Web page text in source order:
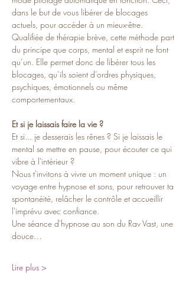
dans le but de vous libérer de blocages
actuels, pour accéder à un mieux-être.
Qualifiée de thérapie brève, cette méthode part
du principe que corps, mental et esprit ne font
qu’un. Elle permet donc de libérer tous les
blocages, qu’ils soient d’ordres physiques,
psychiques, émotionnels ou même
comportementaux.
Et si je laissais faire la vie ?
Et si... je desserais les rênes ? Si je laissais le
mental se mettre en pause, pour écouter ce qui
vibre à l'intérieur ?
Nous t'invitons à vivre un moment unique : un
voyage entre hypnose et sons, pour retrouver ta
spontanéité, relâcher le contrôle et accueillir
l'imprévu avec confiance.
Une séance d'hypnose au son du Rav Vast, une
douce…
Lire plus >